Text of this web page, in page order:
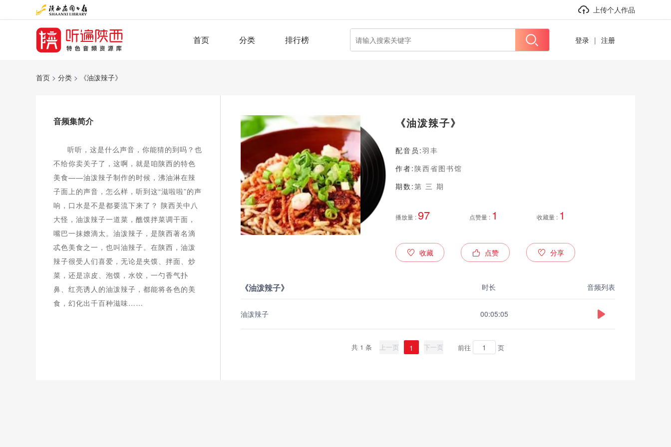
上传个人作品
首页 分类 排行榜 登录 | 注册
首页 > 分类 > 《油泼辣子》
音频集简介
听听，这是什么声音，你能猜的到吗？也
不给你卖关子了，这啊，就是咱陕西的特色
美食——油泼辣子制作的时候，沸油淋在辣
子面上的声音，怎么样，听到这“滋啦啦”的声
响，口水是不是都要流下来了？ 陕西关中八
大怪，油泼辣子一道菜，醮馍拌菜调干面，
嘴巴一抹嫽滴太。油泼辣子，是陕西著名滴
忒色美食之一，也叫油辣子。在陕西，油泼
辣子很受人们喜爱，无论是夹馍、拌面、炒
菜，还是凉皮、泡馍，水饺，一勺香气扑
鼻、红亮诱人的油泼辣子，都能将各色的美
食，幻化出千百种滋味……
《油泼辣子》
配音员:羽丰
作者:陕西省图书馆
期数:第 三 期
播放量 : 97 点赞量 : 1 收藏量 : 1
收藏 点赞 分享
《油泼辣子》 时长 音频列表
油泼辣子 00:05:05
共 1 条 上一页 1 下一页 前往 页